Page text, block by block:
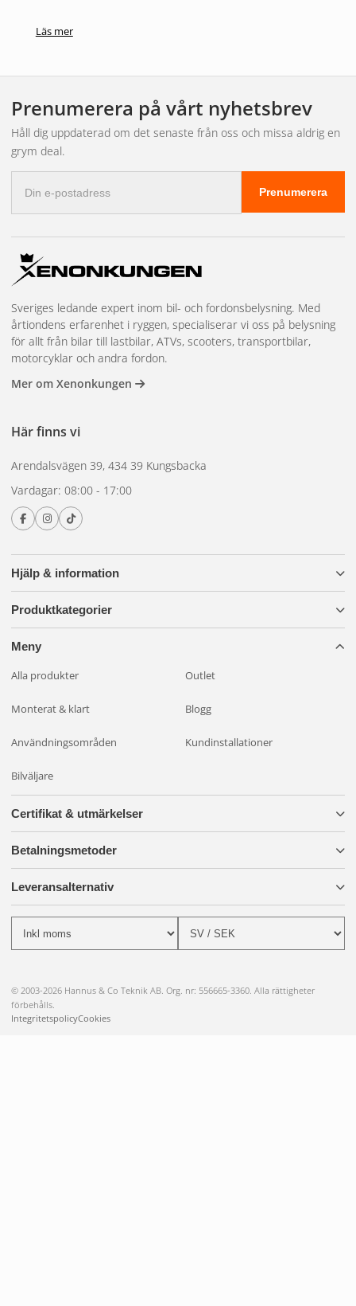
• 4 x fästen samt tillhörande fästelement
• 1 x monteringsanvisning
Ge din Toyota Landcruiser den ljusuppgradering den
förtjänar. Med vårt Lazers ledrampskit får du överlägsen
belysning och säker montering för din bil.
Läs mer
Prenumerera på vårt nyhetsbrev
Håll dig uppdaterad om det senaste från oss och missa aldrig en
grym deal.
postadress
Prenumerera
Hjälp & information
Produktkategorier
Meny
Alla produkter Outlet
Monterat & klart Blogg
Användningsområden Kundinstallationer
Bilväljare
Sveriges ledande expert inom bil- och fordonsbelysning. Med
årtiondens erfarenhet i ryggen, specialiserar vi oss på belysning
för allt från bilar till lastbilar, ATVs, scooters, transportbilar,
motorcyklar och andra fordon.
Mer om Xenonkungen
Här finns vi
Arendalsvägen 39, 434 39 Kungsbacka
Vardagar: 08:00 - 17:00
Certifikat & utmärkelser
Betalningsmetoder
Leveransalternativ
© 2003-2026 Hannus & Co Teknik AB. Org. nr: 556665-3360. Alla rättigheter
förbehålls.
IntegritetspolicyCookies